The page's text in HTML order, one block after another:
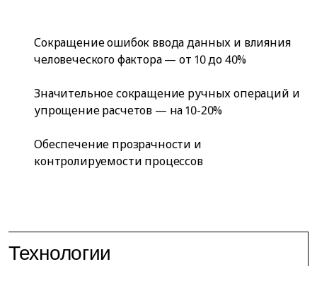
Сокращение ошибок ввода данных и влияния
человеческого фактора — от 10 до 40%
Значительное сокращение ручных операций и
упрощение расчетов — на 10-20%
Обеспечение прозрачности и
контролируемости процессов
Технологии